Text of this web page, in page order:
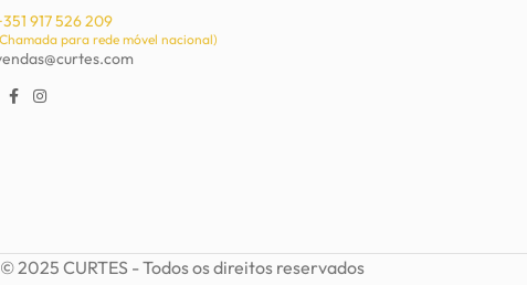
917 526 209
para rede móvel nacional)
© 2025 CURTES - Todos os direitos reservados